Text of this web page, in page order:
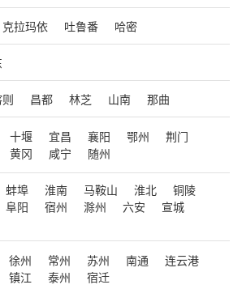
克拉玛依 吐鲁番 哈密
昌都 林芝 山南 那曲
十堰 宜昌 襄阳 鄂州
荆门
黄冈 咸宁 随州
蚌埠 淮南 马鞍山 淮北
铜陵
阜阳 宿州 滁州 六安
宣城
徐州 常州 苏州 南通
连云港
镇江 泰州 宿迁